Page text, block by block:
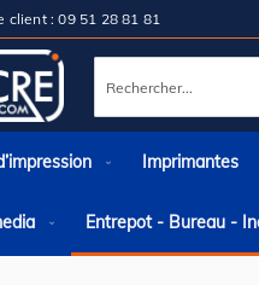
client : 09 51 28 81 81
Rechercher
Imprimantes
Entrepot - Bureau -